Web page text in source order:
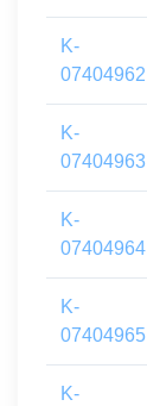
K-
07404962
K-
07404963
K-
07404964
K-
07404965
K-